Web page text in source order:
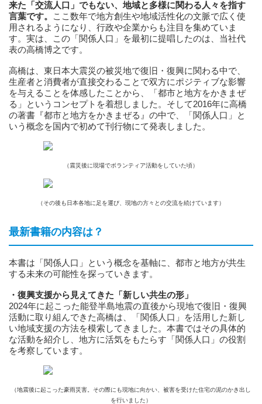
来た「交流人口」でもない、地域と多様に関わる人々を指す
言葉です。
ここ数年で地方創生や地域活性化の文脈で広く使
用されるようになり、行政や企業からも注目を集めていま
す。実は、この「関係人口」を最初に提唱したのは、当社代
表の高橋博之です。
高橋は、東日本大震災の被災地で復旧・復興に関わる中で、
生産者と消費者が直接交わることで双方にポジティブな影響
を与えることを体感したことから、「都市と地方をかきまぜ
る」というコンセプトを着想しました。そして2016年に高橋
の著書『都市と地方をかきまぜる』の中で、「関係人口」と
いう概念を国内で初めて刊行物にて発表しました。
（震災後に現場でボランティア活動をしていた頃）
（その後も日本各地に足を運び、現地の方々との交流を続けています）
最新書籍の内容は？
本書は「関係人口」という概念を基軸に、都市と地⽅が共生
する未来の可能性を探っていきます。
・復興⽀援から⾒えてきた「新しい共⽣の形」
2024年に起こった能登半島地震の直後から現地で復旧・復興
活動に取り組んできた高橋は、「関係人口」を活用した新し
い地域支援の方法を模索してきました。本書ではその具体的
な活動を紹介し、地方に活気をもたらす「関係人口」の役割
を考察しています。
（地震後に起こった豪雨災害。その際にも現地に向かい、被害を受けた住宅の泥のかき出し
を行いました）